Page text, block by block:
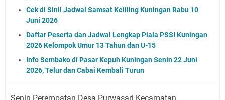
Cek di Sini! Jadwal Samsat Keliling Kuningan Rabu 10
Juni 2026
Daftar Peserta dan Jadwal Lengkap Piala PSSI Kuningan
2026 Kelompok Umur 13 Tahun dan U-15
Info Sembako di Pasar Kepuh Kuningan Senin 22 Juni
2026, Telur dan Cabai Kembali Turun
Senin Perempatan Desa Purwasari Kecamatan